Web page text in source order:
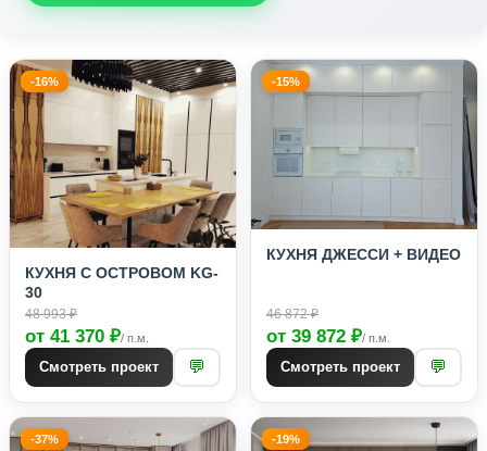
-16%
КУХНЯ С ОСТРОВОМ KG-
30
48 993 ₽
от 41 370 ₽/ п.м.
Смотреть проект 💬
-15%
КУХНЯ ДЖЕССИ + ВИДЕО
46 872 ₽
от 39 872 ₽/ п.м.
Смотреть проект 💬
-37% -19%